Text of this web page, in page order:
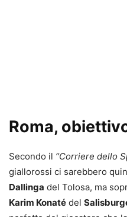
Roma,
Secondo il “Corriere dello
giallorossi ci sarebbero
Dallinga del Tolosa, ma
Karim Konaté del